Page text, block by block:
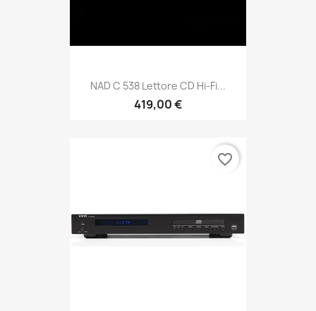
NAD C 538 Lettore CD Hi-Fi...
419,00 €
favorite_border